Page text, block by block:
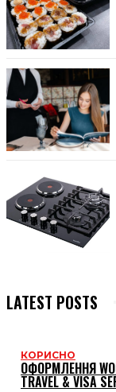
LATEST POSTS
КОРИСНО
ОФОРМЛЕННЯ
TRAVEL & VISA